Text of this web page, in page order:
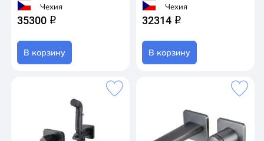
Чехия
35300 q
В корзину
Чехия
32314 q
В корзину